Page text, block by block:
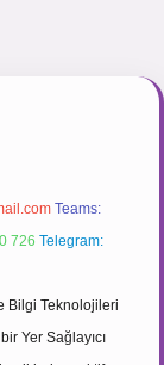
Teams:
726 Telegram:
Bilgi Teknolojileri
Yer Sağlayıcı